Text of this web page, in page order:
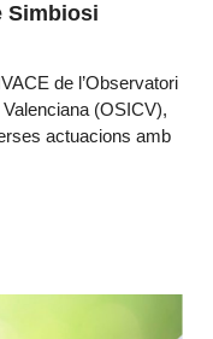
Simbiosi
de l’Observatori
(OSICV),
actuacions amb